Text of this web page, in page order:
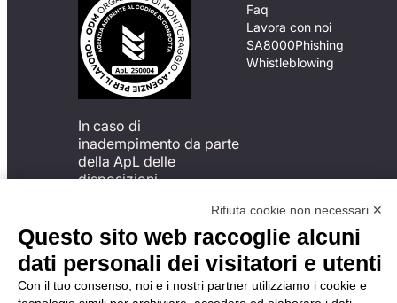
In caso di
inadempimento da parte
della ApL delle
disposizioni
possibile presentare un
reclamo
all’Organismo di
Monitoraggio utilizzando
una delle modalità
Faq
Lavora con noi
SA8000Phishing
Whistleblowing
Rifiuta cookie non necessari ✕
Questo sito web raccoglie alcuni
dati personali dei visitatori e utenti
Con il tuo consenso, noi e i nostri partner utilizziamo i cookie e